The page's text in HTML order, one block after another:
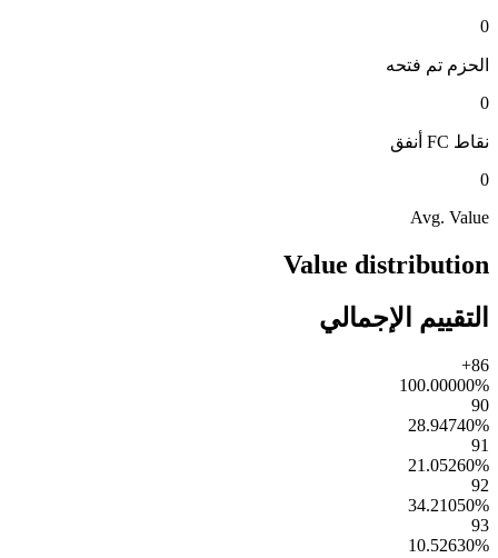
0
الحزم تم فتحه
0
نقاط FC
أنفق
0
Avg. Value
Value distribution
التقييم الإجمالي
86+
100.00000%
90
28.94740%
91
21.05260%
92
34.21050%
93
10.52630%